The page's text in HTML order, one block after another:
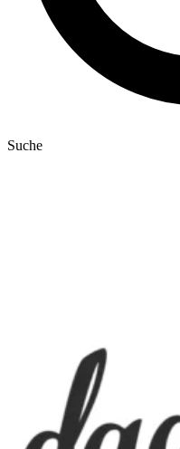
Suche